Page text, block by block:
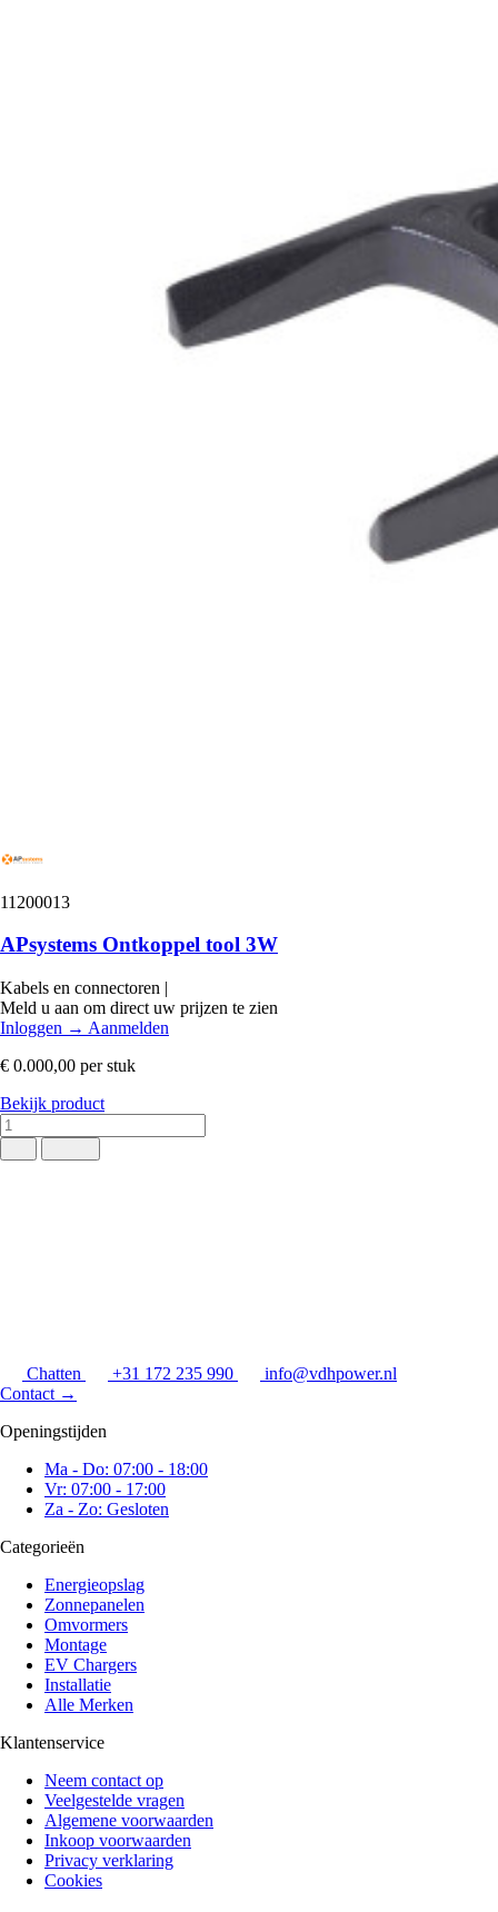
11200013
APsystems Ontkoppel tool 3W
Kabels en connectoren |
Meld u aan om direct uw prijzen te zien
Inloggen → Aanmelden
€ 0.000,00 per stuk
Bekijk product
Chatten +31 172 235 990
info@vdhpower.nl
Contact →
Openingstijden
Ma - Do: 07:00 - 18:00
Vr: 07:00 - 17:00
Za - Zo: Gesloten
Categorieën
Energieopslag
Zonnepanelen
Omvormers
Montage
EV Chargers
Installatie
Alle Merken
Klantenservice
Neem contact op
Veelgestelde vragen
Algemene voorwaarden
Inkoop voorwaarden
Privacy verklaring
Cookies